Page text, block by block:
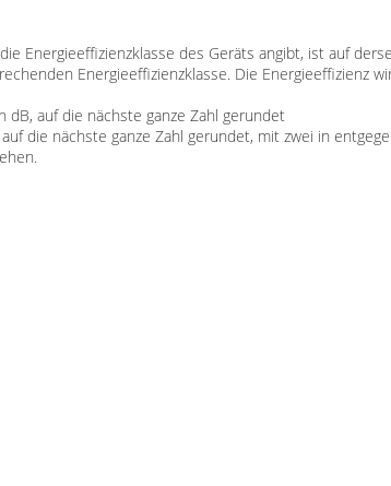
Energieeffizienzklasse des Geräts angibt, ist auf
Energieeffizienzklasse. Die Energieeffizienz
dB, auf die nächste ganze Zahl gerundet
die nächste ganze Zahl gerundet, mit zwei in